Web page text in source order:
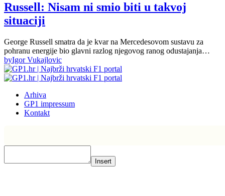
Russell: Nisam ni smio biti u takvoj
situaciji
George Russell smatra da je kvar na Mercedesovom sustavu za
pohranu energije bio glavni razlog njegovog ranog odustajanja…
byIgor Vukajlovic
Arhiva
GP1 impressum
Kontakt
Insert